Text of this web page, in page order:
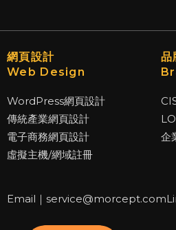
網頁設計
Web Design
WordPress網頁設計
傳統產業網頁設計
電子商務網頁設計
虛擬主機/網域註冊
品
企
Email｜service@morcept.com